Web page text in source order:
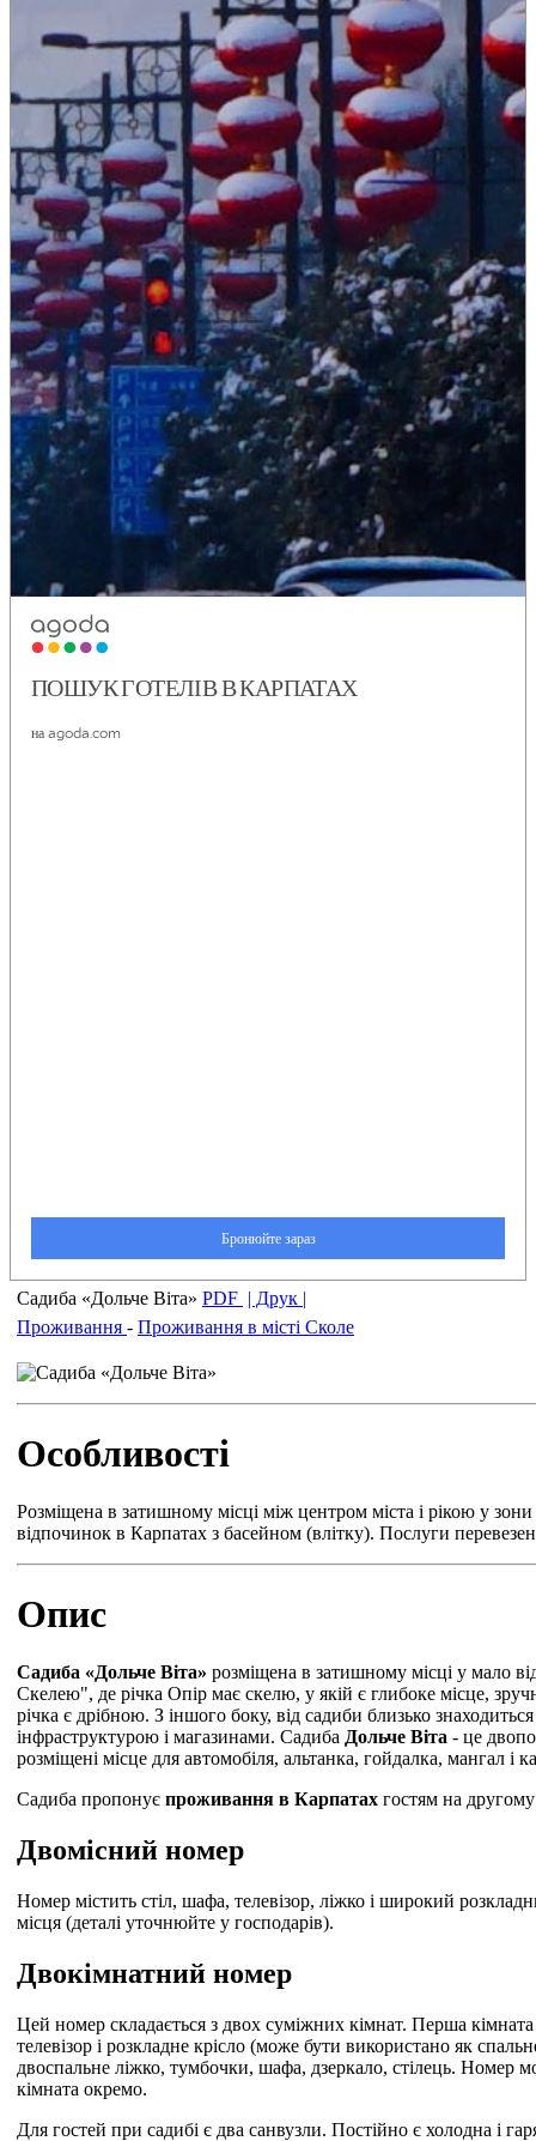
Садиба «Дольче Віта» PDF | Друк |
Проживання - Проживання в місті Сколе
Особливості
Розміщена в затишному місці між центром міста і рікою у
відпочинок в Карпатах з басейном (влітку). Послуги
Опис
Садиба «Дольче Віта» розміщена в затишному місці у мало
Скелею", де річка Опір має скелю, у якій є глибоке місце,
річка є дрібною. З іншого боку, від садиби близько
інфраструктурою і магазинами. Садиба Дольче Віта - це
розміщені місце для автомобіля, альтанка, гойдалка, мангал і
Садиба пропонує проживання в Карпатах гостям на
Двомісний номер
Номер містить стіл, шафа, телевізор, ліжко і широкий
місця (деталі уточнюйте у господарів).
Двокімнатний номер
Цей номер складається з двох суміжних кімнат. Перша кімната
телевізор і розкладне крісло (може бути використано як
двоспальне ліжко, тумбочки, шафа, дзеркало, стілець. Номер
кімната окремо.
Для гостей при садибі є два санвузли. Постійно є холодна і